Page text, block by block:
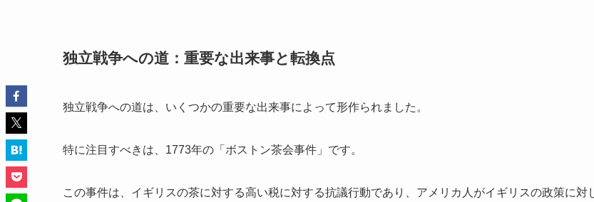
独立戦争への道：重要な出来事と転換点
独立戦争への道は、いくつかの重要な出来事によって形作られました。
特に注目すべきは、1773年の「ボストン茶会事件」です。
この事件は、イギリスの茶に対する高い税に対する抗議行動であり、アメリカ人がイギリスの政策に対